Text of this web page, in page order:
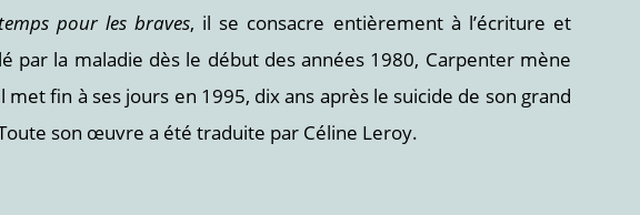
pour les braves, il se consacre entièrement à l’écriture et
par la maladie dès le début des années 1980, Carpenter mène
fin à ses jours en 1995, dix ans après le suicide de son grand
son œuvre a été traduite par Céline Leroy.